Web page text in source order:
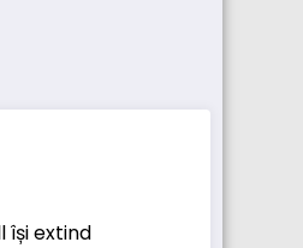
își extind